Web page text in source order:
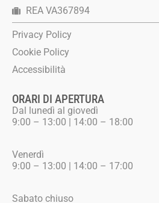
REA VA367894
Privacy Policy
Cookie Policy
Accessibilità
ORARI DI APERTURA
Dal lunedì al giovedì
9:00 – 13:00 | 14:00 – 18:00
Venerdì
9:00 – 13:00 | 14:00 – 17:00
Sabato chiuso